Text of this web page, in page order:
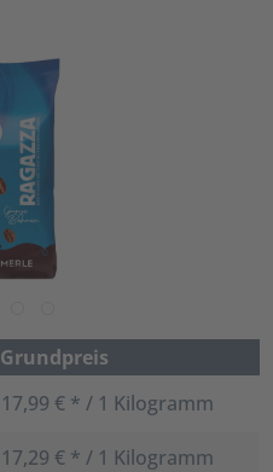
Grundpreis
17,99 € * / 1 Kilogramm
17,29 € * / 1 Kilogramm